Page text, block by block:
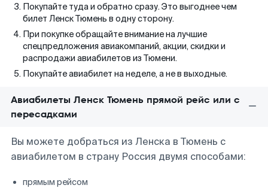
Покупайте туда и обратно сразу. Это выгоднее чем
билет Ленск Тюмень в одну сторону.
При покупке обращайте внимание на лучшие
спецпредложения авиакомпаний, акции, скидки и
распродажи авиабилетов из Тюмени.
Покупайте авиабилет на неделе, а не в выходные.
Авиабилеты Ленск Тюмень прямой рейс или с
пересадками
Вы можете добраться из Ленска в Тюмень с
авиабилетом в страну Россия двумя способами:
прямым рейсом